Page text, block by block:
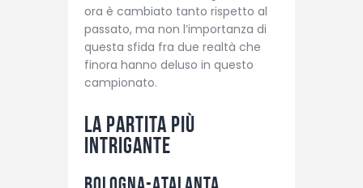
ora è cambiato tanto rispetto al
passato, ma non l’importanza di
questa sfida fra due realtà che
finora hanno deluso in questo
campionato.
La partita più
intrigante